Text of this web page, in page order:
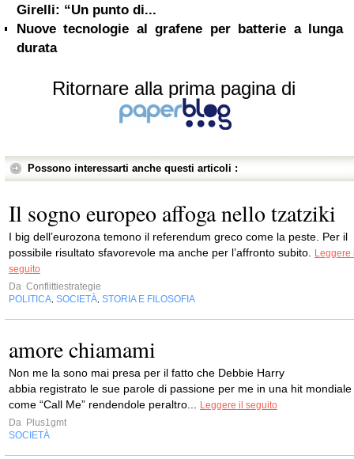
Girelli: “Un punto di...
Nuove tecnologie al grafene per batterie a lunga
durata
Ritornare alla prima pagina di
Possono interessarti anche questi articoli :
Il sogno europeo affoga nello tzatziki
I big dell’eurozona temono il referendum greco come la peste. Per il
possibile risultato sfavorevole ma anche per l’affronto subito. Leggere
seguito
Da Conflittiestrategie
POLITICA, SOCIETÀ, STORIA E FILOSOFIA
amore chiamami
Non me la sono mai presa per il fatto che Debbie Harry
abbia registrato le sue parole di passione per me in una hit mondiale
come “Call Me” rendendole peraltro... Leggere il seguito
Da Plus1gmt
SOCIETÀ